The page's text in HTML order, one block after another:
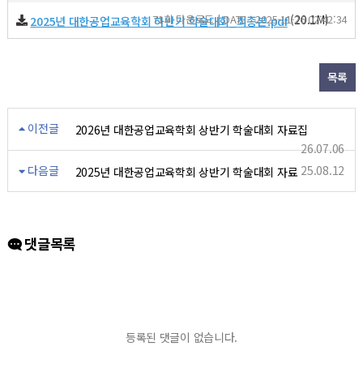
2025년 대한공업교육학회 하반기 학술대회_최종본.pdf(20.1M)
71회 다운로드 | DATE : 2025-11-26 02:42:34
목록
이전글
2026년 대한공업교육학회 상반기 학술대회 자료집
26.07.06
다음글
2025년 대한공업교육학회 상반기 학술대회 자료 25.08.12
댓글목록
등록된 댓글이 없습니다.